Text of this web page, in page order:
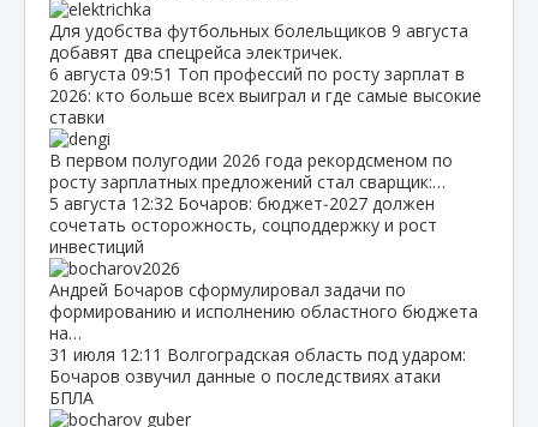
Для удобства футбольных болельщиков 9 августа
добавят два спецрейса электричек.
6 августа 09:51 Топ профессий по росту зарплат в
2026: кто больше всех выиграл и где самые высокие
ставки
В первом полугодии 2026 года рекордсменом по
росту зарплатных предложений стал сварщик:…
5 августа 12:32 Бочаров: бюджет‑2027 должен
сочетать осторожность, соцподдержку и рост
инвестиций
Андрей Бочаров сформулировал задачи по
формированию и исполнению областного бюджета
на…
31 июля 12:11 Волгоградская область под ударом:
Бочаров озвучил данные о последствиях атаки
БПЛА